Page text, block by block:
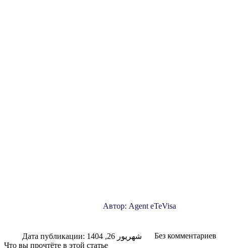
Автор: Agent eTeVisa
Дата публикации: شهریور 26, 1404
Без комментариев
Что вы прочтёте в этой статье